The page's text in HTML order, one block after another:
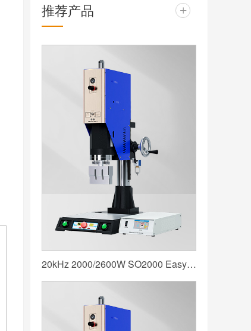
推荐产品 +
20kHz 2000/2600W SO2000 Easy 声峰超声波焊接机 数字 圆立柱 蓝